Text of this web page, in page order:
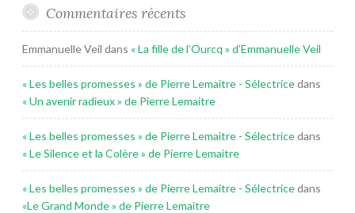
Commentaires récents
Emmanuelle Veil dans « La fille de l’Ourcq » d’Emmanuelle Veil
« Les belles promesses » de Pierre Lemaitre - Sélectricedans
« Un avenir radieux » de Pierre Lemaitre
« Les belles promesses » de Pierre Lemaitre - Sélectricedans
« Le Silence et la Colère » de Pierre Lemaitre
« Les belles promesses » de Pierre Lemaitre - Sélectricedans
«Le Grand Monde » de Pierre Lemaitre